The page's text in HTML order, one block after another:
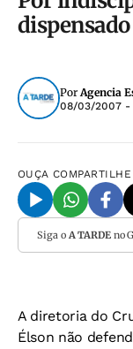
PorAgencia
08/03/2007 -
OUÇA COMPARTILHE
Siga o A TARDEno
A diretoria do
Élson não